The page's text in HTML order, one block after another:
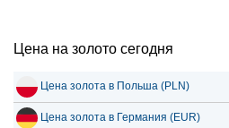
Цена на золото сегодня
Цена золота в Польша (PLN)
Цена золота в Германия (EUR)